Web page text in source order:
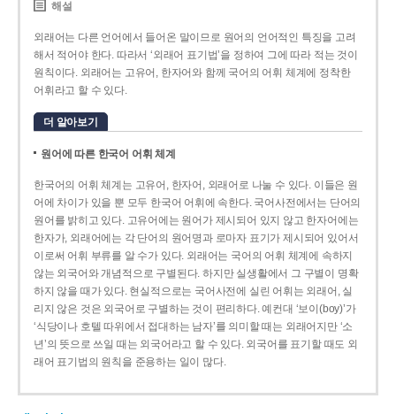
해설
외래어는 다른 언어에서 들어온 말이므로 원어의 언어적인 특징을 고려
해서 적어야 한다. 따라서 ‘외래어 표기법’을 정하여 그에 따라 적는 것이
원칙이다. 외래어는 고유어, 한자어와 함께 국어의 어휘 체계에 정착한
어휘라고 할 수 있다.
더 알아보기
원어에 따른 한국어 어휘 체계
한국어의 어휘 체계는 고유어, 한자어, 외래어로 나눌 수 있다. 이들은 원
어에 차이가 있을 뿐 모두 한국어 어휘에 속한다. 국어사전에서는 단어의
원어를 밝히고 있다. 고유어에는 원어가 제시되어 있지 않고 한자어에는
한자가, 외래어에는 각 단어의 원어명과 로마자 표기가 제시되어 있어서
이로써 어휘 부류를 알 수가 있다. 외래어는 국어의 어휘 체계에 속하지
않는 외국어와 개념적으로 구별된다. 하지만 실생활에서 그 구별이 명확
하지 않을 때가 있다. 현실적으로는 국어사전에 실린 어휘는 외래어, 실
리지 않은 것은 외국어로 구별하는 것이 편리하다. 예컨대 ‘보이(boy)’가
‘식당이나 호텔 따위에서 접대하는 남자’를 의미할 때는 외래어지만 ‘소
년’의 뜻으로 쓰일 때는 외국어라고 할 수 있다. 외국어를 표기할 때도 외
래어 표기법의 원칙을 준용하는 일이 많다.